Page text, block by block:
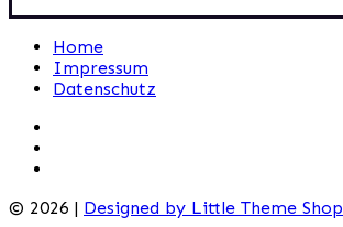
Home
Impressum
Datenschutz
© 2026 | Designed by Little Theme Shop